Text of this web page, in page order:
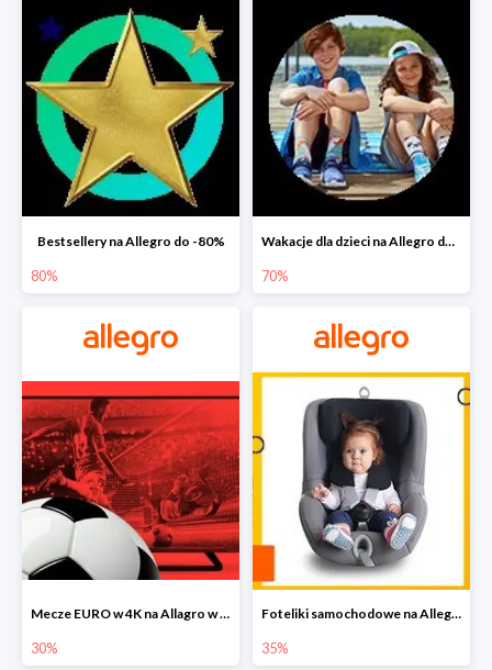
Bestsellery na Allegro do -80%
80%
Wakacje dla dzieci na Allegro do -70%
70%
Mecze EURO w 4K na Allagro w super cenach
30%
Foteliki samochodowe na Allegro w super cenach
35%